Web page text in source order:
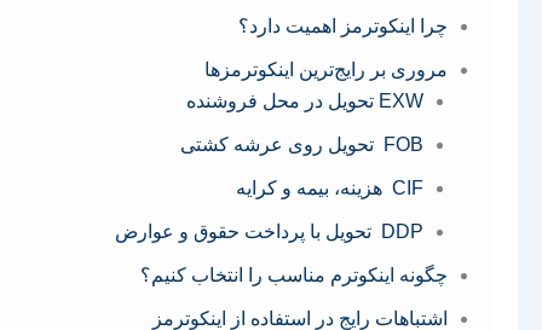
چرا اینکوترمز اهمیت دارد؟
مروری بر رایج‌ترین اینکوترمزها
EXW تحویل در محل فروشنده
FOB تحویل روی عرشه کشتی
CIF هزینه، بیمه و کرایه
DDP تحویل با پرداخت حقوق و عوارض
چگونه اینکوترم مناسب را انتخاب کنیم؟
اشتباهات رایج در استفاده از اینکوترمز